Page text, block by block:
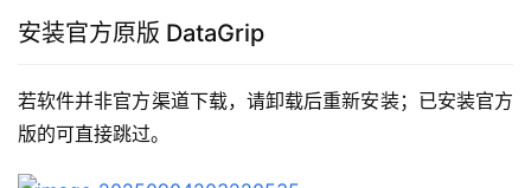
安装官方原版 DataGrip
若软件并非官方渠道下载，请卸载后重新安装；已安装官方
版的可直接跳过。